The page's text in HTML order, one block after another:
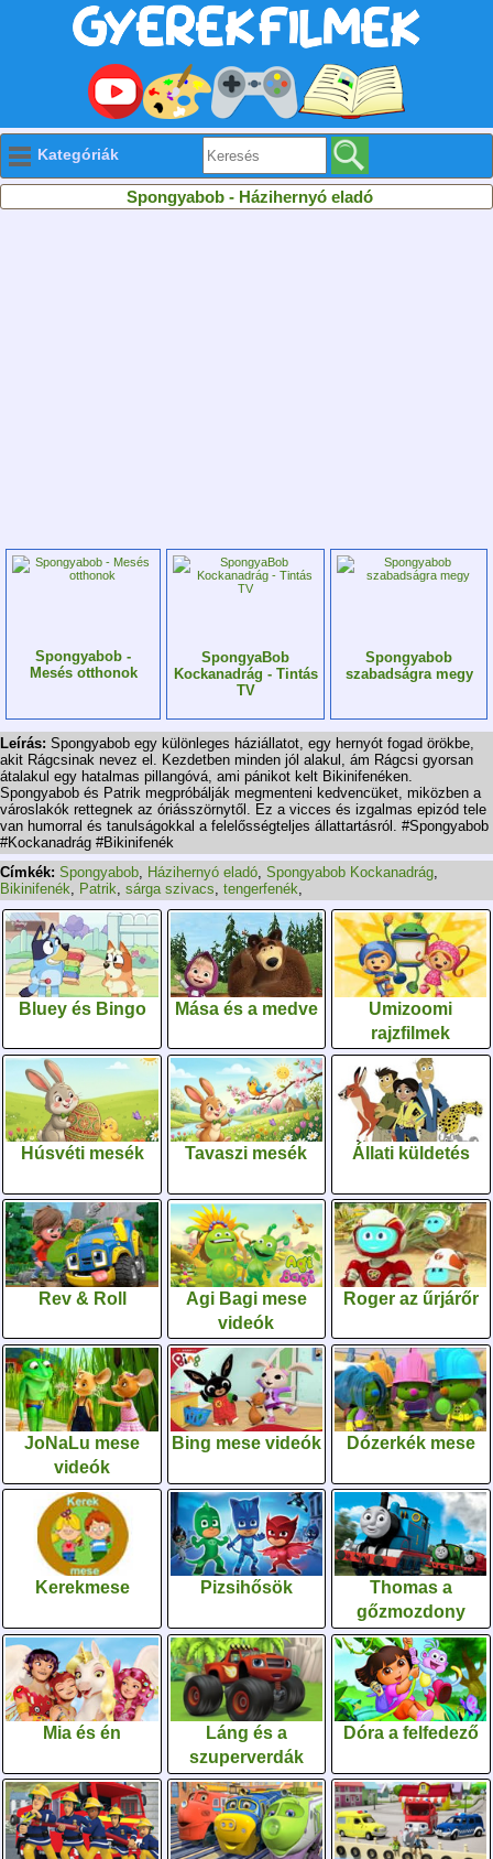
Kategóriák
Spongyabob - Házihernyó eladó
Spongyabob -
Mesés otthonok
SpongyaBob
Kockanadrág - Tintás
TV
Spongyabob
szabadságra megy
Leírás: Spongyabob egy különleges háziállatot, egy hernyót fogad örökbe,
akit Rágcsinak nevez el. Kezdetben minden jól alakul, ám Rágcsi gyorsan
átalakul egy hatalmas pillangóvá, ami pánikot kelt Bikinifenéken.
Spongyabob és Patrik megpróbálják megmenteni kedvencüket, miközben a
városlakók rettegnek az óriásszörnytől. Ez a vicces és izgalmas epizód tele
van humorral és tanulságokkal a felelősségteljes állattartásról. #Spongyabob
#Kockanadrág #Bikinifenék
Címkék: Spongyabob, Házihernyó eladó, Spongyabob Kockanadrág,
Bikinifenék, Patrik, sárga szivacs, tengerfenék,
Bluey és Bingo Mása és a medve
Umizoomi
rajzfilmek
Húsvéti mesék Tavaszi mesék Állati küldetés
Rev & Roll
Agi Bagi mese
videók
Roger az űrjárőr
JoNaLu mese
videók
Bing mese videók Dózerkék mese
Kerekmese Pizsihősök
Thomas a
gőzmozdony
Mia és én
Láng és a
szuperverdák
Dóra a felfedező